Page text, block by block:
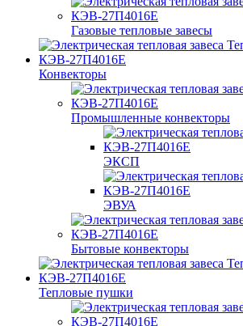
Газовые тепловые завесы
Конвекторы
Промышленные конвекторы
ЭКСП
ЭВУА
Бытовые конвекторы
Тепловые пушки